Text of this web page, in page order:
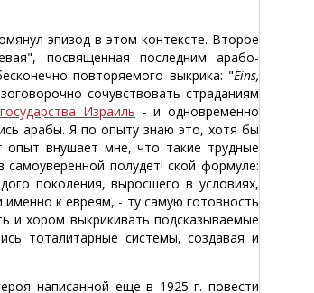
эпизод в этом контексте. Второе
посвященная последним арабо-
повторяемого выкрика: "Eins,
сочувствовать страданиям
Израиль - и одновременно
арабы. Я по опыту знаю это, хотя бы
опыт внушает мне, что такие трудные
полудет! ской формуле:
поколения, выросшего в условиях,
к евреям, - ту самую готовность
и хором выкрикивать подсказываемые
тоталитарные системы, создавая и
написанной еще в 1925 г. повести